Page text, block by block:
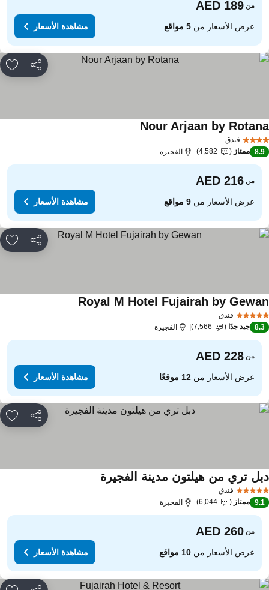
من
عرض الأسعار من5 مواقع مشاهدة الأسعار
مشاركة
فندق
Nour Arjaan by
8.9 ممتاز 4,582 الفجيرة
من
عرض الأسعار من9 مواقع مشاهدة الأسعار
مشاركة
فندق
Royal M Hotel Fujairah by
8.3 جيد جدًا 7,566 الفجيرة
من
عرض الأسعار من12 موقعًا مشاهدة الأسعار
مشاركة
فندق
تري من هيلتون مدينة الفجيرة
9.1 ممتاز 6,044 الفجيرة
من
عرض الأسعار من10 مواقع مشاهدة الأسعار